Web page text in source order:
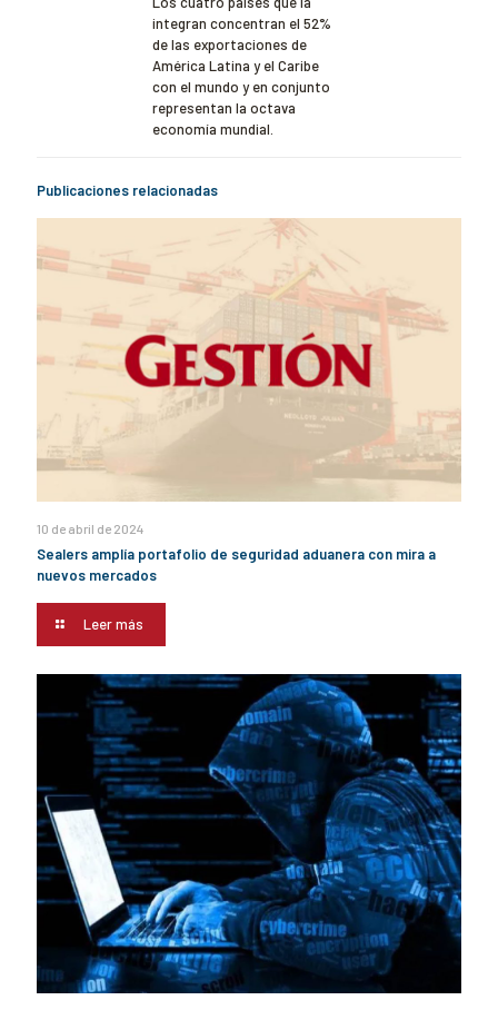
integran concentran el 52%
de las exportaciones de
América Latina y el Caribe
con el mundo y en conjunto
representan la octava
economía mundial.
Publicaciones relacionadas
10 de abril de 2024
Sealers amplía portafolio de seguridad aduanera con mira a
nuevos mercados
Leer más